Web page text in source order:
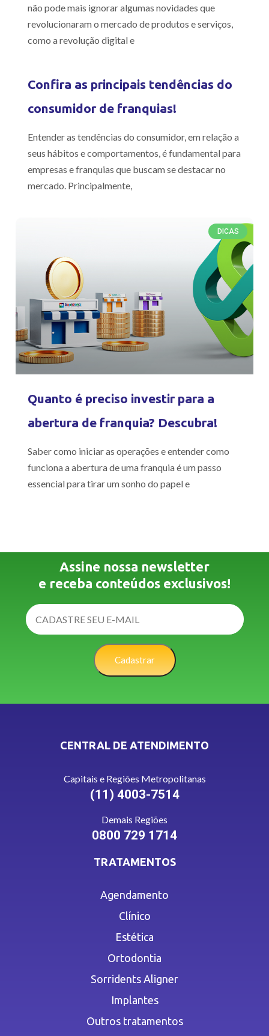
não pode mais ignorar algumas novidades que
revolucionaram o mercado de produtos e serviços,
como a revolução digital e
Confira as principais tendências do
consumidor de franquias!
Entender as tendências do consumidor, em relação a
seus hábitos e comportamentos, é fundamental para
empresas e franquias que buscam se destacar no
mercado. Principalmente,
DICAS
Quanto é preciso investir para a
abertura de franquia? Descubra!
Saber como iniciar as operações e entender como
funciona a abertura de uma franquia é um passo
essencial para tirar um sonho do papel e
Assine nossa newsletter
e receba conteúdos exclusivos!
Cadastrar
CENTRAL DE ATENDIMENTO
Capitais e Regiões Metropolitanas
(11) 4003-7514
Demais Regiões
0800 729 1714
TRATAMENTOS
Agendamento
Clínico
Estética
Ortodontia
Sorridents Aligner
Implantes
Outros tratamentos